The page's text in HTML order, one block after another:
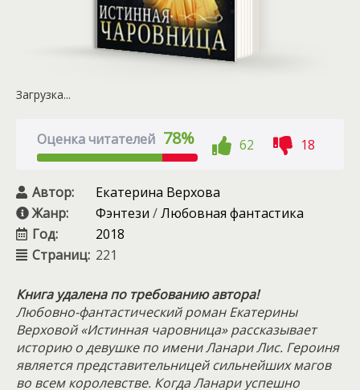
Загрузка...
Оценка читателей 78% 62 18
Автор:
Екатерина Верхова
Жанр:
Фэнтези /Любовная фантастика
Год:
2018
Страниц: 221
Книга удалена по требованию автора!
Любовно-фантастический роман Екатерины
Верховой «Истинная чаровница» рассказывает
историю о девушке по имени Ланари Лис. Героиня
является представительницей сильнейших магов
во всем королевстве. Когда Ланари успешно